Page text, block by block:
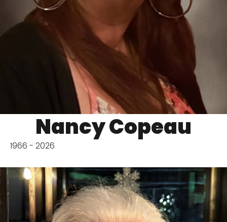
Nancy Copeau
1966 - 2026